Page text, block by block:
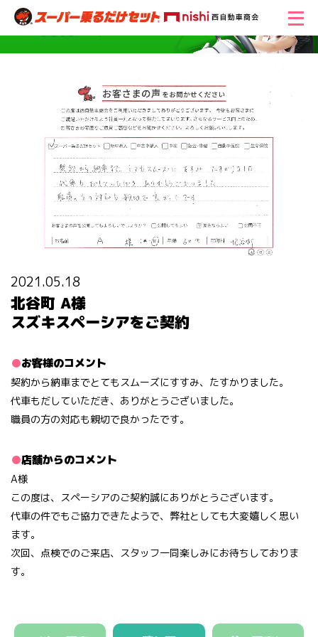
2021.05.18
北谷町 A様
スズキスペーシアをご契約
お客様のコメント
契約から納車までとてもスムーズにすすみ、たすかりました。
代車もだしていただき、ありがとうございました。
職員の方の対応も親切で良かったです。
店舗からのコメント
A様
この度は、スペーシアのご契約誠にありがとうございます。
代車の件でもご協力できたようで、弊社としても大変嬉しく思い
ます。
次回、点検でのご来店、スタッフ一同楽しみにお待ちしておりま
す。